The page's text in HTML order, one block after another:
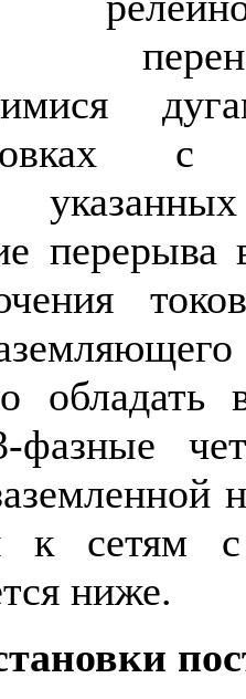
пере­рыва
к сетям с
ниже.